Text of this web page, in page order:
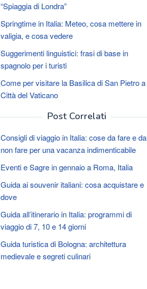
“Spiaggia di Londra”
Springtime in Italia: Meteo, cosa mettere in
valigia, e cosa vedere
Suggerimenti linguistici: frasi di base in
spagnolo per i turisti
Come per visitare la Basilica di San Pietro a
Città del Vaticano
Post Correlati
Consigli di viaggio in Italia: cose da fare e da
non fare per una vacanza indimenticabile
Eventi e Sagre in gennaio a Roma, Italia
Guida ai souvenir italiani: cosa acquistare e
dove
Guida all’itinerario in Italia: programmi di
viaggio di 7, 10 e 14 giorni
Guida turistica di Bologna: architettura
medievale e segreti culinari